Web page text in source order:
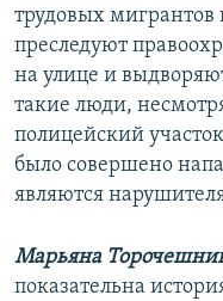
трудовых
преследуют
на улице и
такие люди,
полицейский
было совершено
являются
Марьяна
показательна